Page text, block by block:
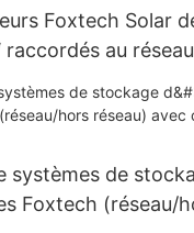
Foxtech Solar
raccordés au
systèmes de
Foxtech (réseau/